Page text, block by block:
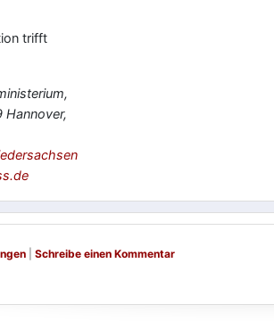
trifft
Hannover,
Schreibe einen Kommentar